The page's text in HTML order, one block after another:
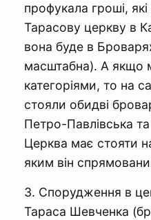
профукала гроші,
Тарасову церкву в
вона буде в
масштабна). А якщо
категоріями, то на
стояли обидві
Петро-Павлівська
Церква має стояти
яким він
3. Спорудження в
Тараса Шевченка